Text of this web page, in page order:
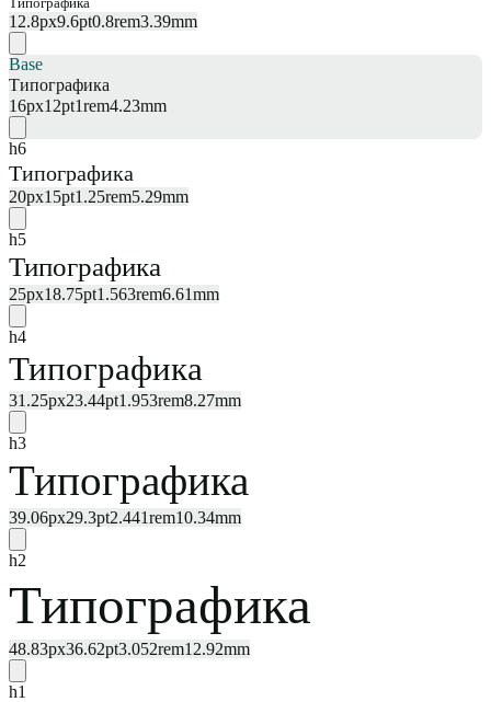
Типографика
12.8px9.6pt0.8rem3.39mm
Base
Типографика
16px12pt1rem4.23mm
h6
Типографика
20px15pt1.25rem5.29mm
h5
Типографика
25px18.75pt1.563rem6.61mm
h4
Типографика
31.25px23.44pt1.953rem8.27mm
h3
Типографика
39.06px29.3pt2.441rem10.34mm
h2
Типографика
48.83px36.62pt3.052rem12.92mm
h1